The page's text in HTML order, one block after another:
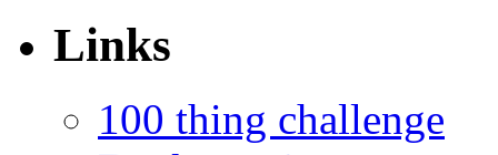
Links
100 thing challenge